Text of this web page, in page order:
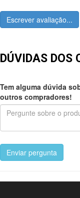
Escrever avaliação...
DÚVIDAS DOS
Tem alguma dúvida
outros compradores!
Enviar pergunta